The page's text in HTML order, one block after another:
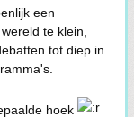
een
te klein,
tot diep in
hoek